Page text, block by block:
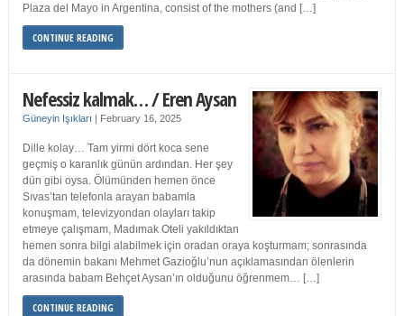
Plaza del Mayo in Argentina, consist of the mothers (and […]
CONTINUE READING
Nefessiz kalmak… / Eren Aysan
Güneyin Işıkları | February 16, 2025
Dille kolay… Tam yirmi dört koca sene
geçmiş o karanlık günün ardından. Her şey
dün gibi oysa. Ölümünden hemen önce
Sıvas’tan telefonla arayan babamla
konuşmam, televizyondan olayları takip
etmeye çalışmam, Madımak Oteli yakıldıktan
hemen sonra bilgi alabilmek için oradan oraya koşturmam; sonrasında
da dönemin bakanı Mehmet Gazioğlu’nun açıklamasından ölenlerin
arasında babam Behçet Aysan’ın olduğunu öğrenmem… […]
CONTINUE READING